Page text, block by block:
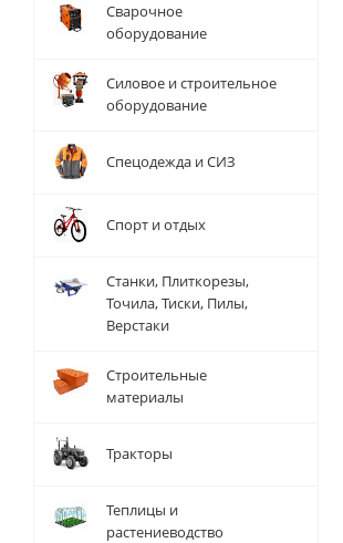
Сварочное
оборудование
Силовое и строительное
оборудование
Спецодежда и СИЗ
Спорт и отдых
Станки, Плиткорезы,
Точила, Тиски, Пилы,
Верстаки
Строительные
материалы
Тракторы
Теплицы и
растениеводство